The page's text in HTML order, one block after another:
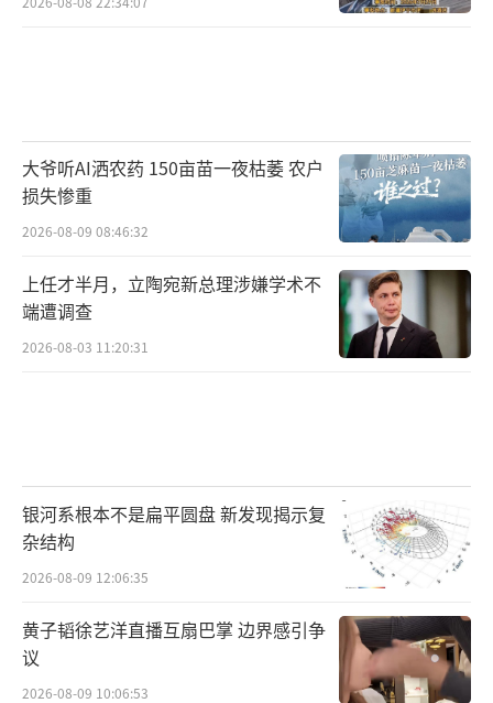
大爷听AI洒农药 150亩苗一夜枯萎 农户
损失惨重
2026-08-09 08:46:32
上任才半月，立陶宛新总理涉嫌学术不
端遭调查
2026-08-03 11:20:31
银河系根本不是扁平圆盘 新发现揭示复
杂结构
2026-08-09 12:06:35
黄子韬徐艺洋直播互扇巴掌 边界感引争
议
2026-08-09 10:06:53